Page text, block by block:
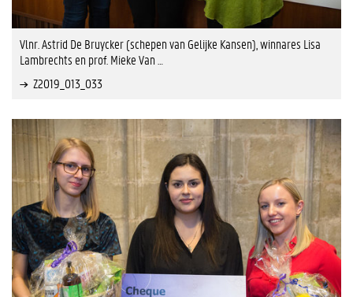
Vlnr. Astrid De Bruycker (schepen van Gelijke Kansen), winnares Lisa
Lambrechts en prof. Mieke Van …
Z2019_013_033